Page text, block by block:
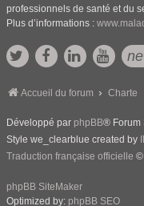
professionnels de santé et du
Plus d’informations :
Accueil du forum Charte
Développé par phpBB® Forum
Style we_clearblue created by
Traduction française officielle ©
phpBB SiteMaker
Optimized by: phpBB SEO